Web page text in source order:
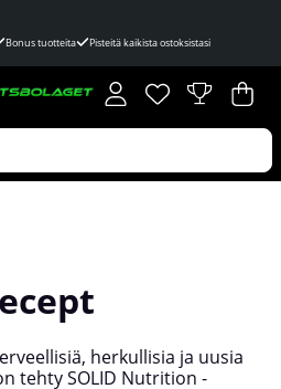
Bonus tuotteita Pisteitä kaikista ostoksistasi
Toivelista
Lukumäärä
. .
herkullisia ja uusia
tehty SOLID Nutrition -